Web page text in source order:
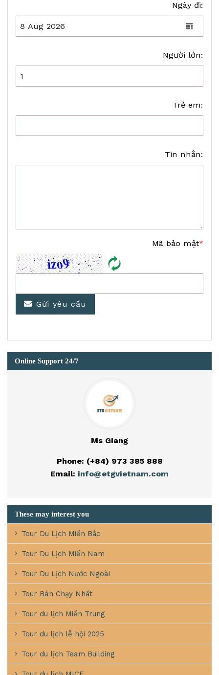
Ngày đi:
Người lớn:
Trẻ em:
Tin nhắn:
Mã bảo mật*
Gửi yêu cầu
Online Support 24/7
Ms Giang
Phone: (+84) 973 385 888
Email: info@etgvietnam.com
These may interest you
Tour Du Lịch Miền Bắc
Tour Du Lịch Miền Nam
Tour Du Lịch Nước Ngoài
Tour Bán Chạy Nhất
Tour du lịch Miền Trung
Tour du lịch lễ hội 2025
Tour du lịch Team Building